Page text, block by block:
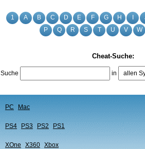
1 A B C D E F G H
P
Q R S T U V W
Cheat-Suche:
Suche in
PC Mac
PS4 PS3 PS2 PS1
XOne X360 Xbox